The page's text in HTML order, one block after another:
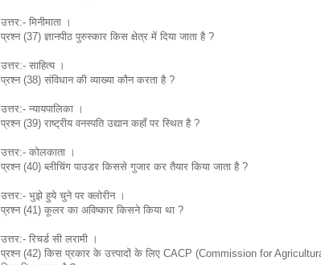
उत्तर:- मिनीमाता ।
प्रश्न (37) ज्ञानपीठ पुरुस्कार किस क्षेत्र में दिया जाता है ?
उत्तर:- साहित्य ।
प्रश्न (38) संविधान की व्याख्या कौन करता है ?
उत्तर:- न्यायपालिका ।
प्रश्न (39) राष्ट्रीय वनस्पति उद्यान कहाँ पर स्थित है ?
उत्तर:- कोलकाता ।
प्रश्न (40) ब्लीचिंग पाउडर किससे गुजार कर तैयार किया जाता है ?
उत्तर:- भुझे हुये चुने पर क्लोरीन ।
प्रश्न (41) कूलर का अविष्कार किसने किया था ?
उत्तर:- रिचर्ड सी लरामी ।
प्रश्न (42) किस प्रकार के उत्त्पादों के लिए CACP (Commission for